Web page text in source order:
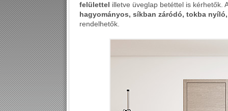
felülettel illetve üveglap betéttel is kérhetők.
hagyományos, síkban záródó, tokba
rendelhetők.